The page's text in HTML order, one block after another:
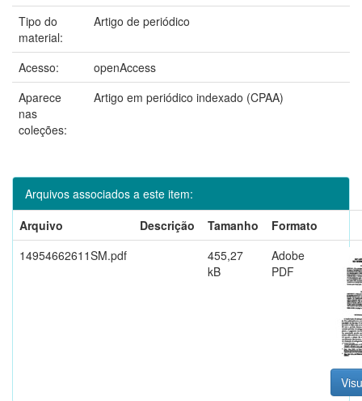
Tipo do
material:
Artigo de periódico
Acesso:
openAccess
Aparece
nas
coleções:
Artigo em periódico indexado (CPAA)
Arquivos associados a este item:
Arquivo
Descrição Tamanho
Formato
14954662611SM.pdf
455,27
kB
Adobe
PDF